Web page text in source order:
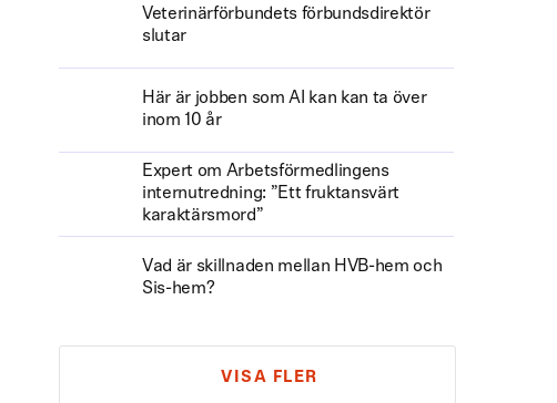
Veterinärförbundets förbundsdirektör
slutar
Här är jobben som AI kan kan ta över
inom 10 år
Expert om Arbetsförmedlingens
internutredning: ”Ett fruktansvärt
karaktärsmord”
Vad är skillnaden mellan HVB-hem och
Sis-hem?
VISA FLER